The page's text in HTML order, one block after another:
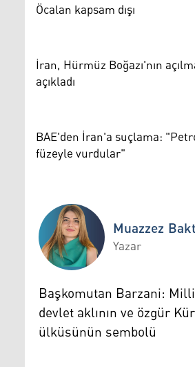
Öcalan kapsam dışı
İran, Hürmüz Boğazı'nın
açıkladı
BAE'den İran'a suçlama:
füzeyle vurdular"
Muazzez Baktaş
Muazzez
Yazar
Başkomutan Barzani:
devlet aklının ve özgür
ülküsünün sembolü